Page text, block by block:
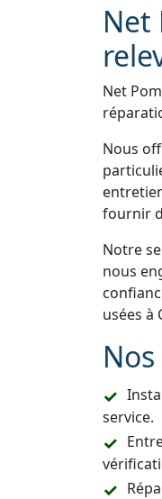
Net
Net
Nous
fournir
Notre
nous
usées à
service.